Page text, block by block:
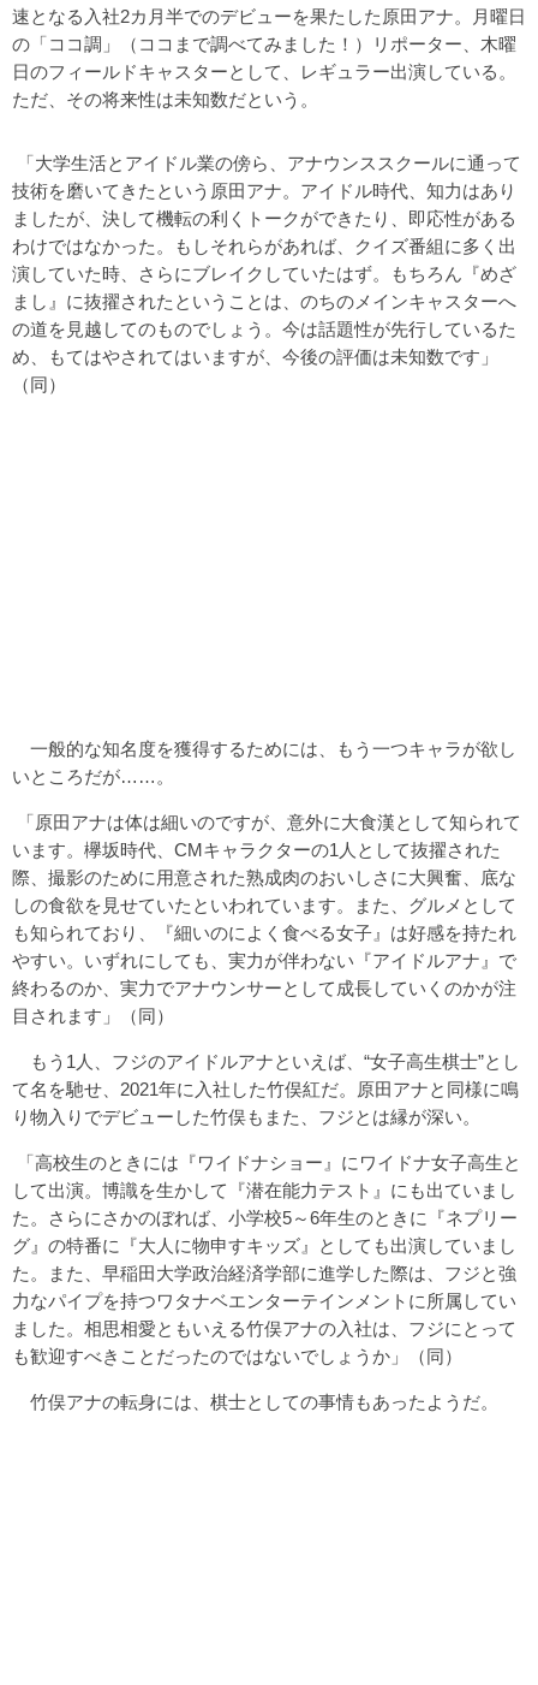
速となる入社2カ月半でのデビューを果たした原田アナ。月曜日
の「ココ調」（ココまで調べてみました！）リポーター、木曜
日のフィールドキャスターとして、レギュラー出演している。
ただ、その将来性は未知数だという。
「大学生活とアイドル業の傍ら、アナウンススクールに通って
技術を磨いてきたという原田アナ。アイドル時代、知力はあり
ましたが、決して機転の利くトークができたり、即応性がある
わけではなかった。もしそれらがあれば、クイズ番組に多く出
演していた時、さらにブレイクしていたはず。もちろん『めざ
まし』に抜擢されたということは、のちのメインキャスターへ
の道を見越してのものでしょう。今は話題性が先行しているた
め、もてはやされてはいますが、今後の評価は未知数です」
（同）
一般的な知名度を獲得するためには、もう一つキャラが欲し
いところだが……。
「原田アナは体は細いのですが、意外に大食漢として知られて
います。欅坂時代、CMキャラクターの1人として抜擢された
際、撮影のために用意された熟成肉のおいしさに大興奮、底な
しの食欲を見せていたといわれています。また、グルメとして
も知られており、『細いのによく食べる女子』は好感を持たれ
やすい。いずれにしても、実力が伴わない『アイドルアナ』で
終わるのか、実力でアナウンサーとして成長していくのかが注
目されます」（同）
もう1人、フジのアイドルアナといえば、“女子高生棋士”とし
て名を馳せ、2021年に入社した竹俣紅だ。原田アナと同様に鳴
り物入りでデビューした竹俣もまた、フジとは縁が深い。
「高校生のときには『ワイドナショー』にワイドナ女子高生と
して出演。博識を生かして『潜在能力テスト』にも出ていまし
た。さらにさかのぼれば、小学校5～6年生のときに『ネプリー
グ』の特番に『大人に物申すキッズ』としても出演していまし
た。また、早稲田大学政治経済学部に進学した際は、フジと強
力なパイプを持つワタナベエンターテインメントに所属してい
ました。相思相愛ともいえる竹俣アナの入社は、フジにとって
も歓迎すべきことだったのではないでしょうか」（同）
竹俣アナの転身には、棋士としての事情もあったようだ。